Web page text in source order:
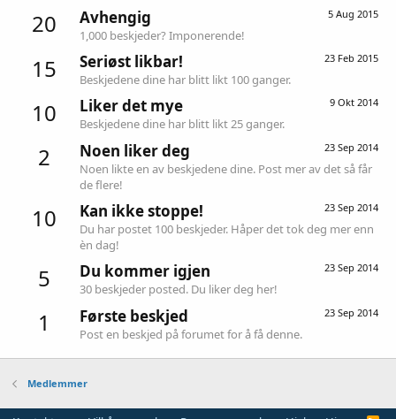
20 5 Aug 2015
Avhengig
1,000 beskjeder? Imponerende!
15 23 Feb 2015
Seriøst likbar!
Beskjedene dine har blitt likt 100 ganger.
10 9 Okt 2014
Liker det mye
Beskjedene dine har blitt likt 25 ganger.
2 23 Sep 2014
Noen liker deg
Noen likte en av beskjedene dine. Post mer av det så får
de flere!
10 23 Sep 2014
Kan ikke stoppe!
Du har postet 100 beskjeder. Håper det tok deg mer enn
èn dag!
5 23 Sep 2014
Du kommer igjen
30 beskjeder posted. Du liker deg her!
1 23 Sep 2014
Første beskjed
Post en beskjed på forumet for å få denne.
Medlemmer